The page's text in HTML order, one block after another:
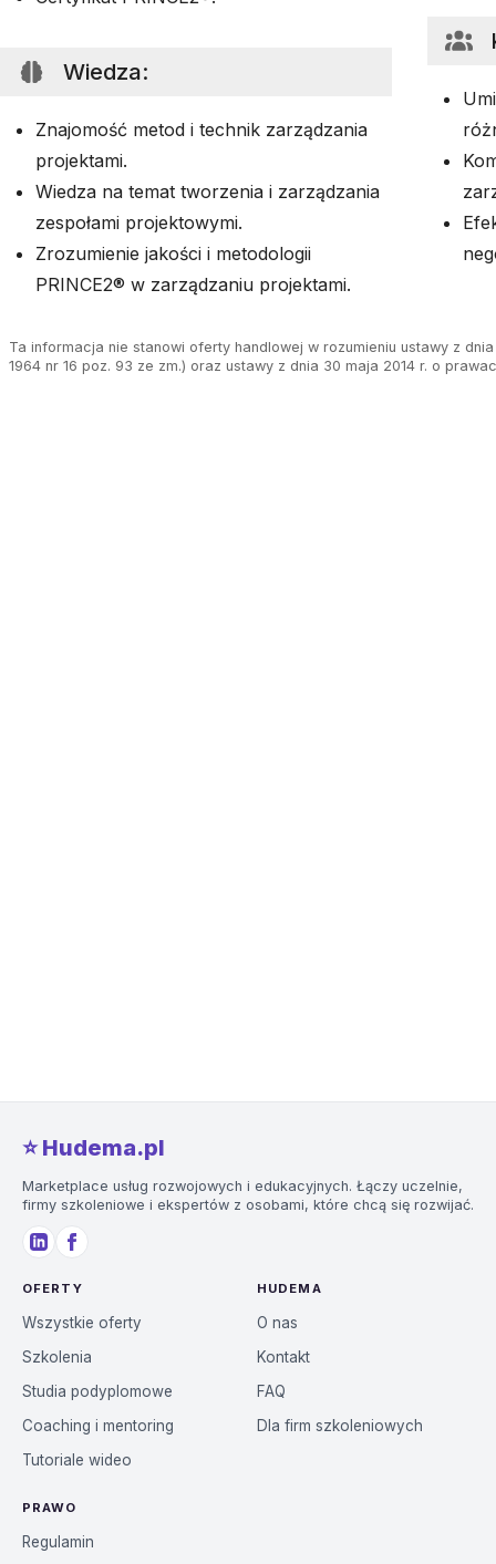
Wiedza:
Znajomość metod i technik zarządzania
projektami.
Wiedza na temat tworzenia i zarządzania
zespołami projektowymi.
Zrozumienie jakości i metodologii
PRINCE2® w zarządzaniu projektami.
Ta informacja nie stanowi oferty handlowej w rozumieniu ustawy z
1964 nr 16 poz. 93 ze zm.) oraz ustawy z dnia 30 maja 2014 r. o
⭐️ Hudema.pl
Marketplace usług rozwojowych i edukacyjnych. Łączy uczelnie,
firmy szkoleniowe i ekspertów z osobami, które chcą się rozwijać.
OFERTY
Wszystkie oferty
Szkolenia
Studia podyplomowe
Coaching i mentoring
Tutoriale wideo
HUDEMA
O nas
Kontakt
FAQ
Dla firm szkoleniowych
PRAWO
Regulamin